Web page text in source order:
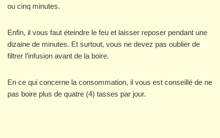
ou cinq minutes.
Enfin, il vous faut éteindre le feu et laisser reposer pendant une
dizaine de minutes. Et surtout, vous ne devez pas oublier de
filtrer l’infusion avant de la boire.
En ce qui concerne la consommation, il vous est conseillé de ne
pas boire plus de quatre (4) tasses par jour.